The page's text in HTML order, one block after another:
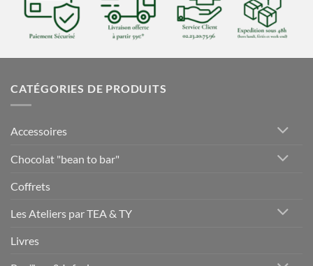
CATÉGORIES DE PRODUITS
Accessoires
Chocolat "bean to bar"
Coffrets
Les Ateliers par TEA & TY
Livres